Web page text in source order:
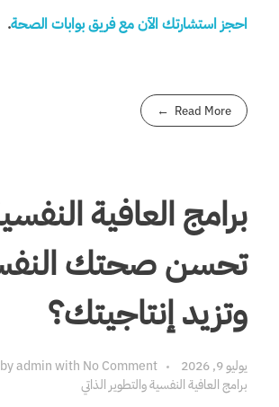
احجز استشارتك الآن مع فريق بوابات الصحة.
Read More
برامج العافية
تحسن صحتك
وتزيد إنتاجيتك؟
يوليو 9, 2026 byadminwith No Comment
برامج العافية النفسية والتطوير الذاتي